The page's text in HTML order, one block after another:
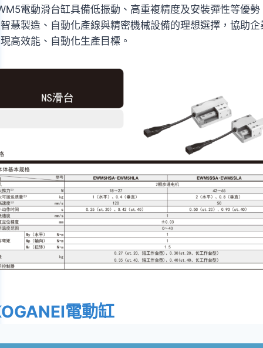
電動滑台缸具備低振動、高重複精度及安裝彈性等優勢
慧製造、自動化產線與精密機械設備的理想選擇，協助企
高效能、自動化生產目標。
電動缸